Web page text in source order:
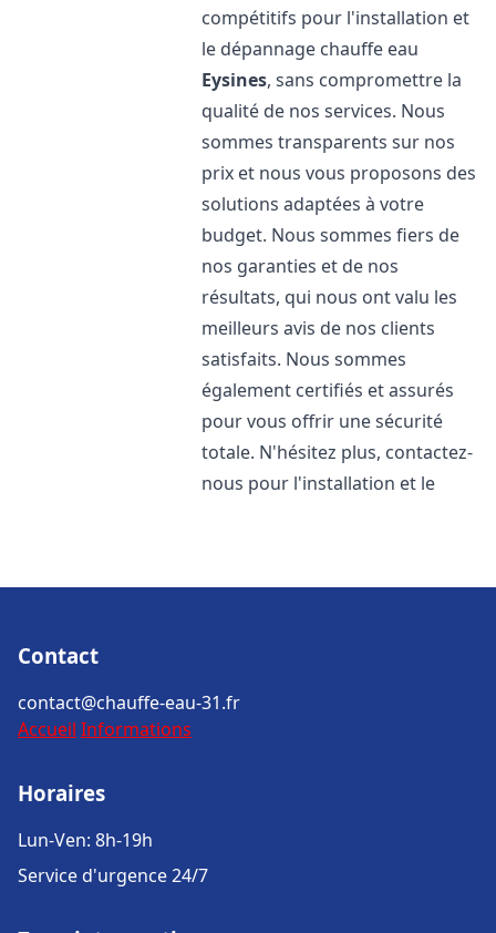
compétitifs pour l'installation et
le dépannage chauffe eau
Eysines, sans compromettre la
qualité de nos services. Nous
sommes transparents sur nos
prix et nous vous proposons des
solutions adaptées à votre
budget. Nous sommes fiers de
nos garanties et de nos
résultats, qui nous ont valu les
meilleurs avis de nos clients
satisfaits. Nous sommes
également certifiés et assurés
pour vous offrir une sécurité
totale. N'hésitez plus, contactez-
nous pour l'installation et le
Contact
contact@chauffe-eau-31.fr
Accueil Informations
Horaires
Lun-Ven: 8h-19h
Service d'urgence 24/7